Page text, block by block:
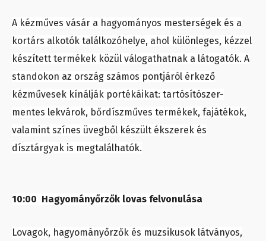
A kézműves vásár a hagyományos mesterségek és a
kortárs alkotók találkozóhelye, ahol különleges, kézzel
készített termékek közül válogathatnak a látogatók. A
standokon az ország számos pontjáról érkező
kézművesek kínálják portékáikat: tartósítószer-
mentes lekvárok, bőrdíszműves termékek, fajátékok,
valamint színes üvegből készült ékszerek és
dísztárgyak is megtalálhatók.
10:00 Hagyományőrzők lovas felvonulása
Lovagok, hagyományőrzők és muzsikusok látványos,